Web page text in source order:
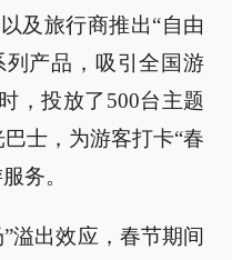
及旅行商推出“自由
列产品，吸引全国游
，投放了500台主题
士，为游客打卡“春
务。
溢出效应，春节期间